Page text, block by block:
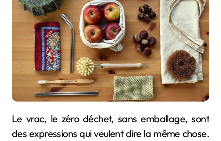
Le vrac, le zéro déchet, sans emballage, sont
des expressions qui veulent dire la même chose.